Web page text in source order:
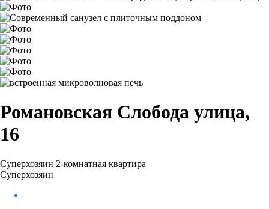
Романовская Слобода улица,
16
Суперхозяин 2-комнатная квартира
Суперхозяин